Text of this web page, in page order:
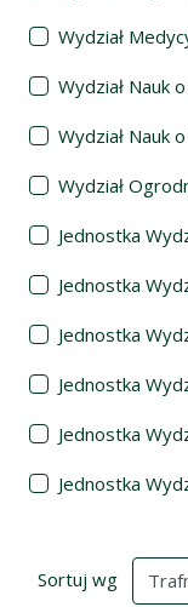
Wydział
Wydział Nauk
Wydział Nauk
Wydział
Jednostka
Jednostka
Jednostka
Jednostka
Jednostka
Jednostka
Wyniki
Sortuj wg